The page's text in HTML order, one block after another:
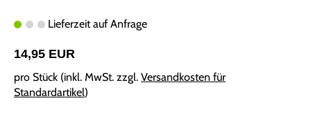
Lieferzeit auf Anfrage
14,95 EUR
pro Stück (inkl. MwSt. zzgl. Versandkosten für
Standardartikel)